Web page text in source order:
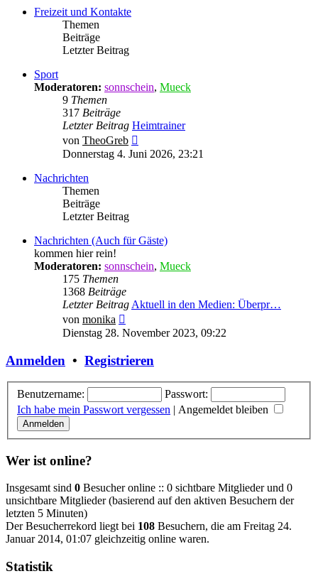
Freizeit und Kontakte
Themen
Beiträge
Letzter Beitrag
Sport
Moderatoren: sonnschein, Mueck
9 Themen
317 Beiträge
Letzter Beitrag Heimtrainer
von TheoGreb
Beitrag
Donnerstag 4. Juni 2026, 23:21
Nachrichten
Themen
Beiträge
Letzter Beitrag
Nachrichten (Auch für Gäste)
kommen hier rein!
Moderatoren: sonnschein, Mueck
175 Themen
1368 Beiträge
Letzter Beitrag Aktuell in den Medien: Überpr…
von monika
Beitrag
Dienstag 28. November 2023, 09:22
Anmelden • Registrieren
Benutzername:
Passwort:
Ich habe mein Passwort vergessen | Angemeldet bleiben
Wer ist online?
Insgesamt sind 0 Besucher online :: 0 sichtbare Mitglieder und 0
unsichtbare Mitglieder (basierend auf den aktiven Besuchern der
letzten 5 Minuten)
Der Besucherrekord liegt bei 108 Besuchern, die am Freitag 24.
Januar 2014, 01:07 gleichzeitig online waren.
Statistik